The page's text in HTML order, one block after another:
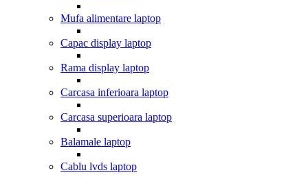
Mufa alimentare laptop
Capac display laptop
Rama display laptop
Carcasa inferioara laptop
Carcasa superioara laptop
Balamale laptop
Cablu lvds laptop